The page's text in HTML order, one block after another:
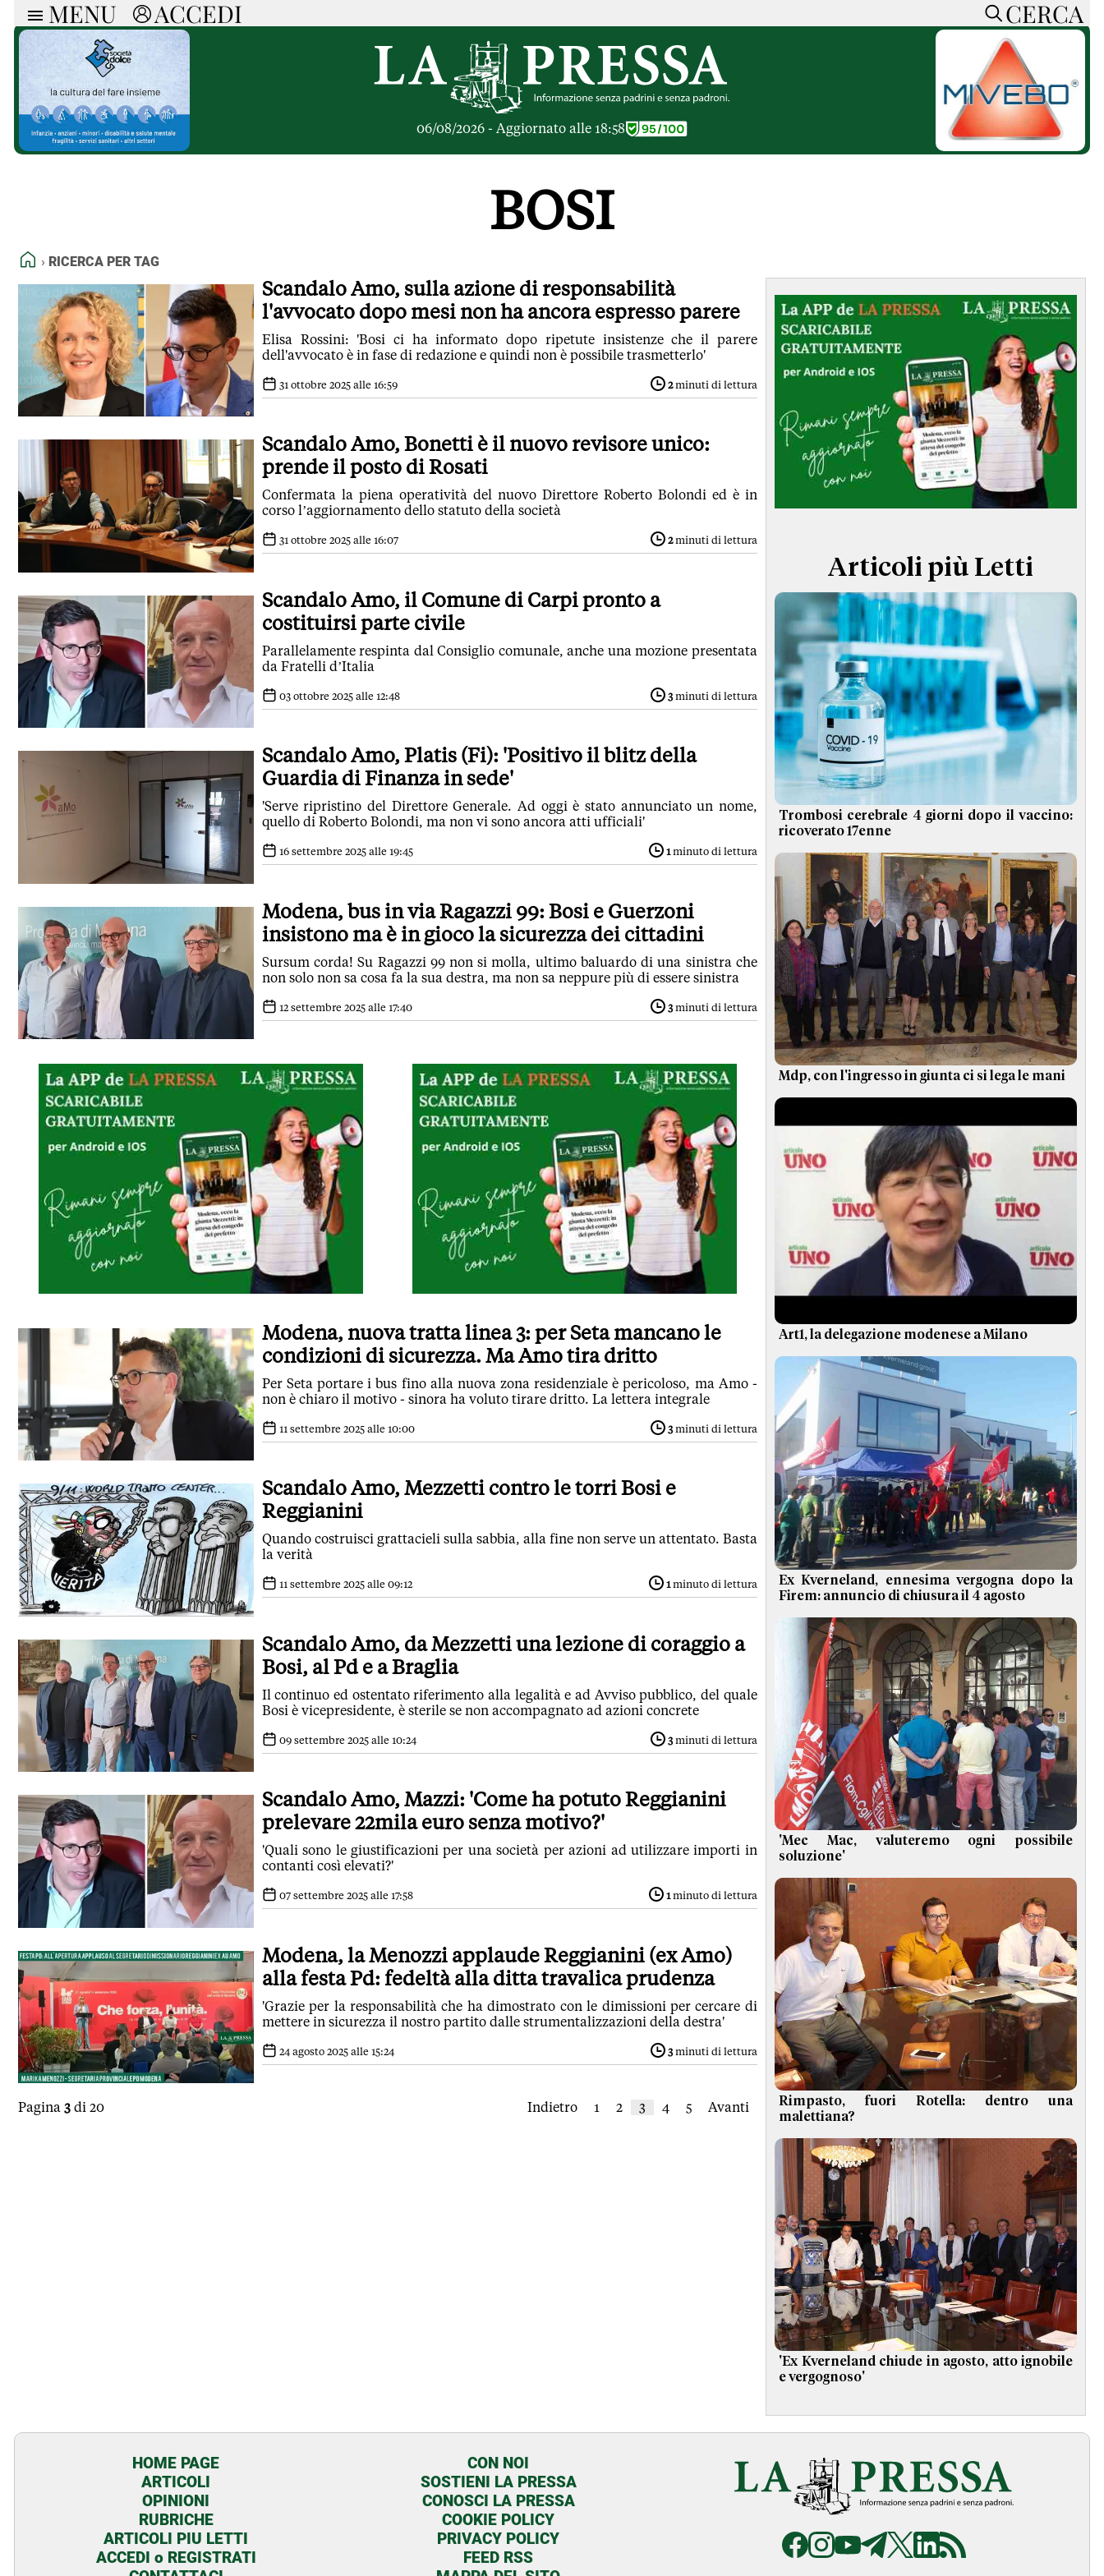
MENU ACCEDI CERCA
ARTICOLI
Politica
Economia
Società
La Nera
Che Cultura
Tutti gli Articoli
RUBRICHE
Ruote Libere
Dossier Inceneritore
Dossier Cave
OPINIONI
Lettere al Direttore
Parola d'Autore
Il Galeotto
Cronache Pandemiche
Articoli
Opinioni
Rubriche
Tutti gli Articoli
ACCEDI o REGISTRATI
SOSTIENI LA PRESSA
MAPPA DEL SITO
NORMATIVE
DEONTOLOGICHE
TERMINI e CONDIZIONI
Ricerca
CERCA
06/08/2026 - Aggiornato alle 18:58
BOSI
HOME
RICERCA PER TAG
Scandalo Amo, sulla azione di responsabilità
l'avvocato dopo mesi non ha ancora espresso parere
Elisa Rossini: 'Bosi ci ha informato dopo ripetute insistenze che il parere
dell'avvocato è in fase di redazione e quindi non è possibile trasmetterlo'
31 ottobre 2025 alle 16:59 2minuti di lettura
Scandalo Amo, Bonetti è il nuovo revisore unico:
prende il posto di Rosati
Confermata la piena operatività del nuovo Direttore Roberto Bolondi ed è in
corso l’aggiornamento dello statuto della società
31 ottobre 2025 alle 16:07 2minuti di lettura
Scandalo Amo, il Comune di Carpi pronto a
costituirsi parte civile
Parallelamente respinta dal Consiglio comunale, anche una mozione presentata
da Fratelli d’Italia
03 ottobre 2025 alle 12:48 3minuti di lettura
Scandalo Amo, Platis (Fi): 'Positivo il blitz della
Guardia di Finanza in sede'
'Serve ripristino del Direttore Generale. Ad oggi è stato annunciato un nome,
quello di Roberto Bolondi, ma non vi sono ancora atti ufficiali'
16 settembre 2025 alle 19:45 1minuto di lettura
Modena, bus in via Ragazzi 99: Bosi e Guerzoni
insistono ma è in gioco la sicurezza dei cittadini
Sursum corda! Su Ragazzi 99 non si molla, ultimo baluardo di una sinistra che
non solo non sa cosa fa la sua destra, ma non sa neppure più di essere sinistra
12 settembre 2025 alle 17:40 3minuti di lettura
Modena, nuova tratta linea 3: per Seta mancano le
condizioni di sicurezza. Ma Amo tira dritto
Per Seta portare i bus fino alla nuova zona residenziale è pericoloso, ma Amo -
non è chiaro il motivo - sinora ha voluto tirare dritto. La lettera integrale
11 settembre 2025 alle 10:00 3minuti di lettura
Scandalo Amo, Mezzetti contro le torri Bosi e
Reggianini
Quando costruisci grattacieli sulla sabbia, alla fine non serve un attentato. Basta
la verità
11 settembre 2025 alle 09:12 1minuto di lettura
Scandalo Amo, da Mezzetti una lezione di coraggio a
Bosi, al Pd e a Braglia
Il continuo ed ostentato riferimento alla legalità e ad Avviso pubblico, del quale
Bosi è vicepresidente, è sterile se non accompagnato ad azioni concrete
09 settembre 2025 alle 10:24 3minuti di lettura
Scandalo Amo, Mazzi: 'Come ha potuto Reggianini
prelevare 22mila euro senza motivo?'
'Quali sono le giustificazioni per una società per azioni ad utilizzare importi in
contanti così elevati?'
07 settembre 2025 alle 17:58 1minuto di lettura
Modena, la Menozzi applaude Reggianini (ex Amo)
alla festa Pd: fedeltà alla ditta travalica prudenza
'Grazie per la responsabilità che ha dimostrato con le dimissioni per cercare di
mettere in sicurezza il nostro partito dalle strumentalizzazioni della destra'
24 agosto 2025 alle 15:24 3minuti di lettura
Pagina 3 di 20 Indietro 1 2 3 4 5 Avanti
Articoli più Letti
Trombosi cerebrale 4 giorni dopo il vaccino:
ricoverato 17enne
Mdp, con l'ingresso in giunta ci si lega le mani
Art1, la delegazione modenese a Milano
Ex Kverneland, ennesima vergogna dopo la
Firem: annuncio di chiusura il 4 agosto
'Mec Mac, valuteremo ogni possibile
soluzione'
Rimpasto, fuori Rotella: dentro una
malettiana?
'Ex Kverneland chiude in agosto, atto ignobile
e vergognoso'
HOME PAGE
ARTICOLI
OPINIONI
RUBRICHE
ARTICOLI PIU LETTI
ACCEDI o REGISTRATI
CON NOI
SOSTIENI LA PRESSA
CONOSCI LA PRESSA
COOKIE POLICY
PRIVACY POLICY
FEED RSS